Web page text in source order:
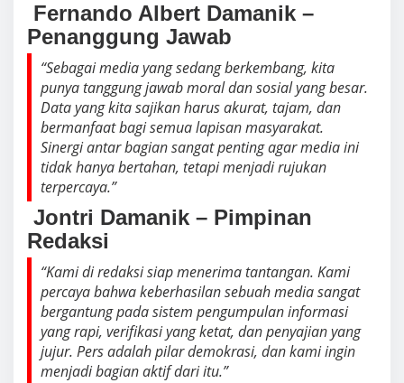
️ Fernando Albert Damanik –
Penanggung Jawab
“Sebagai media yang sedang berkembang, kita
punya tanggung jawab moral dan sosial yang besar.
Data yang kita sajikan harus akurat, tajam, dan
bermanfaat bagi semua lapisan masyarakat.
Sinergi antar bagian sangat penting agar media ini
tidak hanya bertahan, tetapi menjadi rujukan
terpercaya.”
️ Jontri Damanik – Pimpinan
Redaksi
“Kami di redaksi siap menerima tantangan. Kami
percaya bahwa keberhasilan sebuah media sangat
bergantung pada sistem pengumpulan informasi
yang rapi, verifikasi yang ketat, dan penyajian yang
jujur. Pers adalah pilar demokrasi, dan kami ingin
menjadi bagian aktif dari itu.”